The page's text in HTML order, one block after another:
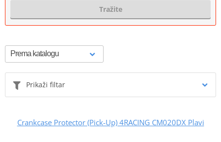
Tražite
Prikaži filtar
Crankcase Protector (Pick-Up) 4RACING CM020DX Plavi